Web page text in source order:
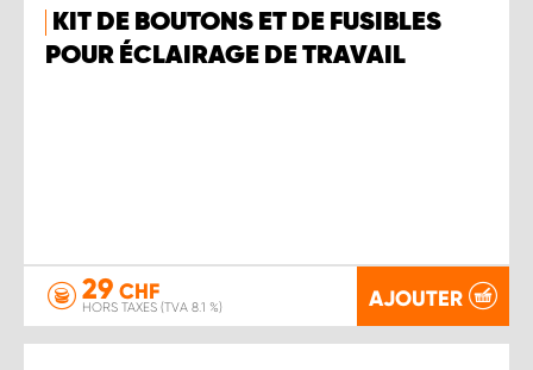
KIT DE BOUTONS ET DE FUSIBLES
POUR ÉCLAIRAGE DE TRAVAIL
29 CHF
HORS TAXES (TVA 8.1 %) AJOUTER